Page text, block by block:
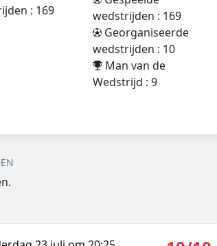
: 169
wedstrijden : 169
Georganiseerde
wedstrijden : 10
Man van de
Wedstrijd : 9